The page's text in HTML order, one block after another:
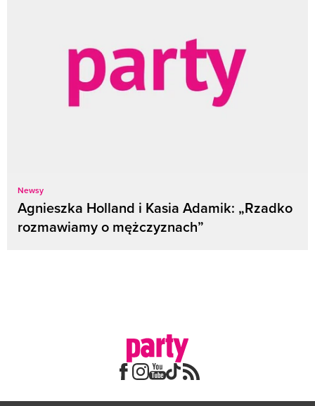
Newsy
Agnieszka Holland i Kasia Adamik: „Rzadko
rozmawiamy o mężczyznach”